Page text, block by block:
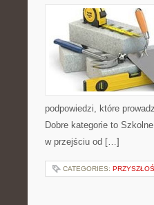
podpowiedzi, które
Dobre kategorie to
w przejściu od […]
CATEGORIES: